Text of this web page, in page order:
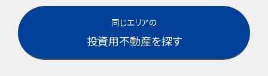
同じエリアの
投資用不動産を探す